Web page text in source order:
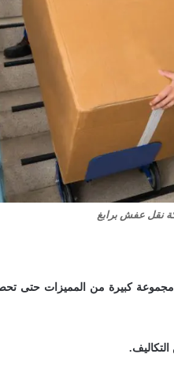
نقل عفش برابغ
مجموعة كبيرة من المميزات